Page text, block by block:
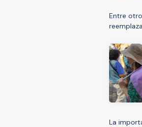
Entre
La